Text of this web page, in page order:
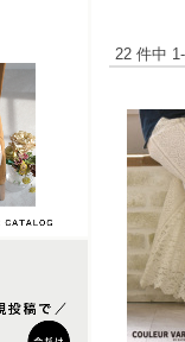
22 件中